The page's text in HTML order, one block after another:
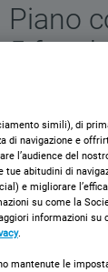
Piano
5
COMPRA
simili), di
navigazione e
l’audience del
tue abitudini di
e migliorare
su come la
informazioni su
.
mantenute le